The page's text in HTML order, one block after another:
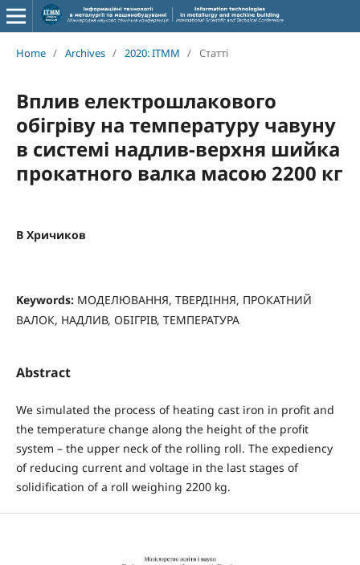
Home / Archives / 2020: ITMM / Статті
Вплив електрошлакового
обігріву на температуру чавуну
в системі надлив-верхня шийка
прокатного валка масою 2200 кг
В Хричиков
Keywords: МОДЕЛЮВАННЯ, ТВЕРДІННЯ, ПРОКАТНИЙ
ВАЛОК, НАДЛИВ, ОБІГРІВ, ТЕМПЕРАТУРА
Abstract
We simulated the process of heating cast iron in profit and
the temperature change along the height of the profit
system – the upper neck of the rolling roll. The expediency
of reducing current and voltage in the last stages of
solidification of a roll weighing 2200 kg.